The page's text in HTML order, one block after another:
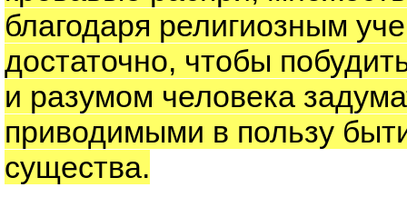
благодаря религиозным
достаточно, чтобы
и разумом человека
приводимыми в пользу
существа.